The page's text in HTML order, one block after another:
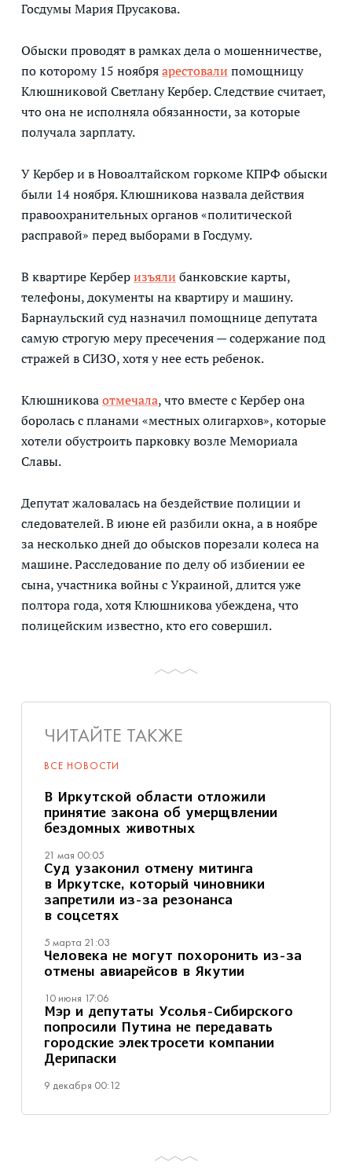
Госдумы Мария Прусакова.
Обыски проводят в рамках дела о мошенничестве,
по которому 15 ноябряарестовали помощницу
Клюшниковой Светлану Кербер. Следствие считает,
что она не исполняла обязанности, за которые
получала зарплату.
У Кербер и в Новоалтайском горкоме КПРФ обыски
были 14 ноября. Клюшникова назвала действия
правоохранительных органов «политической
расправой» перед выборами в Госдуму.
В квартире Керберизъяли банковские карты,
телефоны, документы на квартиру и машину.
Барнаульский суд назначил помощнице депутата
самую строгую меру пресечения — содержание под
стражей в СИЗО, хотя у нее есть ребенок.
Клюшниковаотмечала, что вместе с Кербер она
боролась с планами «местных олигархов», которые
хотели обустроить парковку возле Мемориала
Славы.
Депутат жаловалась на бездействие полиции и
следователей. В июне ей разбили окна, а в ноябре
за несколько дней до обысков порезали колеса на
машине. Расследование по делу об избиении ее
сына, участника войны с Украиной, длится уже
полтора года, хотя Клюшникова убеждена, что
полицейским известно, кто его совершил.
ЧИТАЙТЕ ТАКЖЕ
ВСЕ НОВОСТИ
В Иркутской области отложили
принятие закона об умерщвлении
бездомных животных
21 мая 00:05
Суд узаконил отмену митинга
в Иркутске, который чиновники
запретили из-за резонанса
в соцсетях
5 марта 21:03
Человека не могут похоронить из-за
отмены авиарейсов в Якутии
10 июня 17:06
Мэр и депутаты Усолья-Сибирского
попросили Путина не передавать
городские электросети компании
Дерипаски
9 декабря 00:12